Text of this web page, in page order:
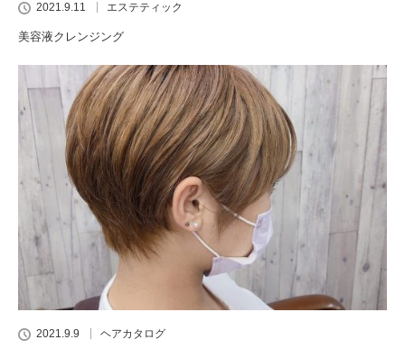
2021.9.11 エステティック
美容液クレンジング
2021.9.9 ヘアカタログ